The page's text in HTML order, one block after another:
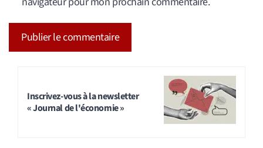
Inscrivez-vous à la newsletter
« Journal de l'économie »